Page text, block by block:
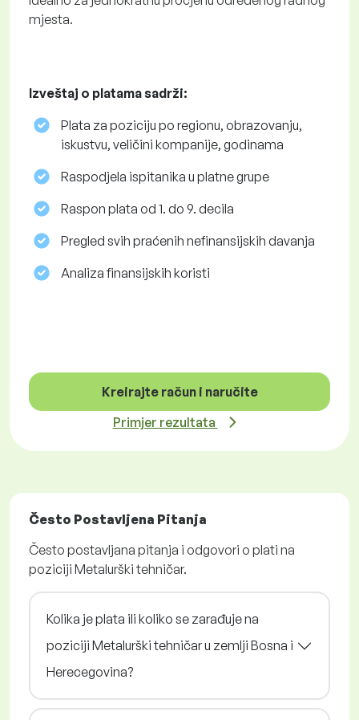
mjesta.
Izveštaj o platama sadrži:
Plata za poziciju po regionu, obrazovanju,
iskustvu, veličini kompanije, godinama
Raspodjela ispitanika u platne grupe
Raspon plata od 1. do 9. decila
Pregled svih praćenih nefinansijskih davanja
Analiza finansijskih koristi
Kreirajte račun i naručite
Primjer rezultata
Često Postavljena Pitanja
Često postavljana pitanja i odgovori o plati na
poziciji Metalurški tehničar.
Kolika je plata ili koliko se zarađuje na
poziciji Metalurški tehničar u zemlji Bosna i
Herecegovina?